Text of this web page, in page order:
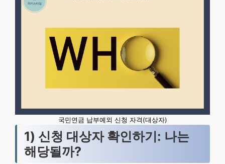
국민연금 납부예외 신청 자격(대상자)
1) 신청 대상자 확인하기: 나는
해당될까?